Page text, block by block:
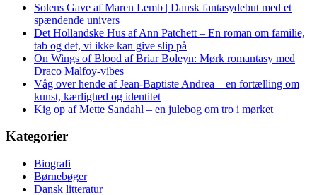
Solens Gave af Maren Lemb | Dansk fantasydebut med et
spændende univers
Det Hollandske Hus af Ann Patchett – En roman om familie,
tab og det, vi ikke kan give slip på
On Wings of Blood af Briar Boleyn: Mørk romantasy med
Draco Malfoy-vibes
Våg over hende af Jean-Baptiste Andrea – en fortælling om
kunst, kærlighed og identitet
Kig op af Mette Sandahl – en julebog om tro i mørket
Kategorier
Biografi
Børnebøger
Dansk litteratur